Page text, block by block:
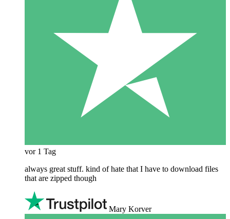
vor 1 Tag
always great stuff. kind of hate that I have to download files
that are zipped though
Mary Korver